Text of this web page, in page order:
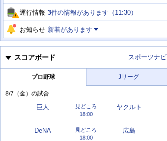
運行情報 3件の情報があります（ 11:30）
お知らせ 新着があります
スコアボード スポーツナビ
プロ野球 Jリーグ
8/7（金） の試合
巨人 ヤクルト
18:00
見どころ
DeNA 広島
18:00
見どころ